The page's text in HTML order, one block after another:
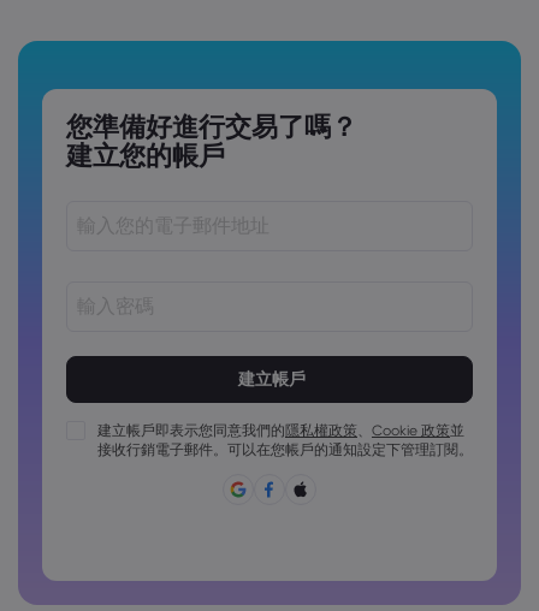
您準備好進行交易了嗎？
建立您的帳戶
密碼長度必須介於 8 到 15 個字元之間
密碼必須包含至少 1 個大寫字元
密碼必須包含至少 1 個小寫字元
密碼必須包含 ~!@#£%^&*()_-+=:;&lt;&gt;{,[]?,.
建立帳戶即表示您同意我們的隱私權政策、 Cookie 政策並
接收行銷電子郵件。可以在您帳戶的通知設定下管理訂閱。